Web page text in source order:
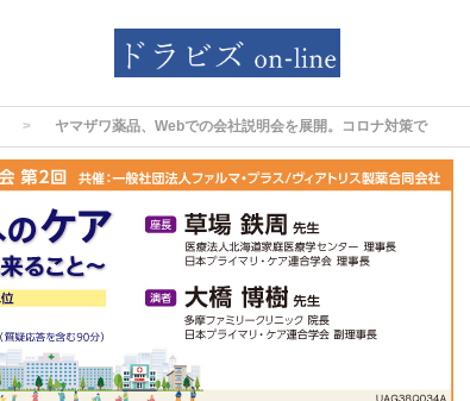
ヤマザワ薬品、Webでの会社説明会を展開。コロナ対策で